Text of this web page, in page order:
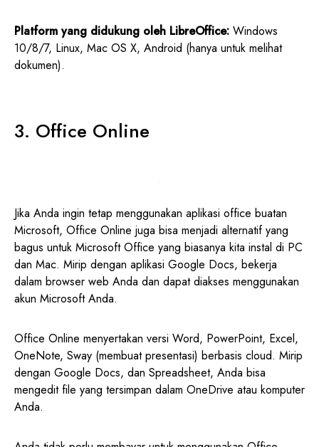
Platform yang didukung oleh LibreOffice: Windows
10/8/7, Linux, Mac OS X, Android (hanya untuk melihat
dokumen).
3. Office Online
Jika Anda ingin tetap menggunakan aplikasi office buatan
Microsoft, Office Online juga bisa menjadi alternatif yang
bagus untuk Microsoft Office yang biasanya kita instal di PC
dan Mac. Mirip dengan aplikasi Google Docs, bekerja
dalam browser web Anda dan dapat diakses menggunakan
akun Microsoft Anda.
Office Online menyertakan versi Word, PowerPoint, Excel,
OneNote, Sway (membuat presentasi) berbasis cloud. Mirip
dengan Google Docs, dan Spreadsheet, Anda bisa
mengedit file yang tersimpan dalam OneDrive atau komputer
Anda.